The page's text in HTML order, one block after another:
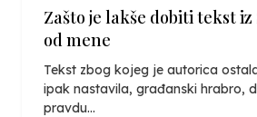
Zašto je lakše dobiti tekst
od mene
Tekst zbog kojeg je autorica
ipak nastavila, građanski hrabro,
pravdu...